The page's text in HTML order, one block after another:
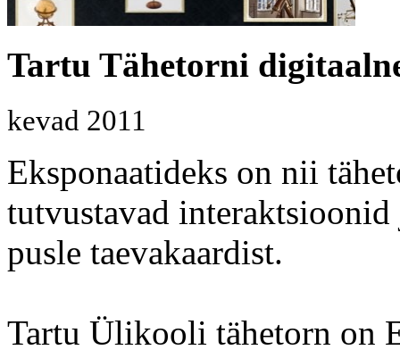
Tartu Tähetorni
kevad 2011
Eksponaatideks on nii
tutvustavad
pusle taevakaardist.
Tartu Ülikooli tähetorn on